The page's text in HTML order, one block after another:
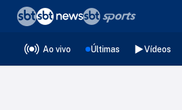
Ao vivo Últimas Vídeos
❮voltar
Editorias